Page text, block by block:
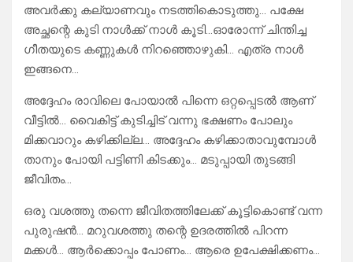
അവർക്കു കല്യാണവും നടത്തികൊടുത്തു… പക്ഷേ
അച്ഛന്റെ കുടി നാൾക്ക് നാൾ കൂടി…ഓരോന്ന് ചിന്തിച്ച
ഗീതയുടെ കണ്ണുകൾ നിറഞ്ഞൊഴുകി… എത്ര നാൾ
ഇങ്ങനെ…
അദ്ദേഹം രാവിലെ പോയാൽ പിന്നെ ഒറ്റപ്പെടൽ ആണ്
വീട്ടിൽ… വൈകിട്ട് കുടിച്ചിട് വന്നു ഭക്ഷണം പോലും
മിക്കവാറും കഴിക്കില്ല… അദ്ദേഹം കഴിക്കാതാവുമ്പോൾ
താനും പോയി പട്ടിണി കിടക്കും… മടുപ്പായി തുടങ്ങി
ജീവിതം…
ഒരു വശത്തു തന്നെ ജീവിതത്തിലേക്ക് കൂട്ടികൊണ്ട് വന്ന
പുരുഷൻ… മറുവശത്തു തന്റെ ഉദരത്തിൽ പിറന്ന
മക്കൾ… ആർക്കൊപ്പം പോണം… ആരെ ഉപേക്ഷിക്കണം…